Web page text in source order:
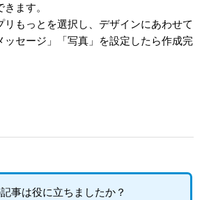
？
るには？
ます。
リもっとを選択し、デザインにあわせて
ッセージ」「写真」を設定したら作成完
事は役に立ちましたか？